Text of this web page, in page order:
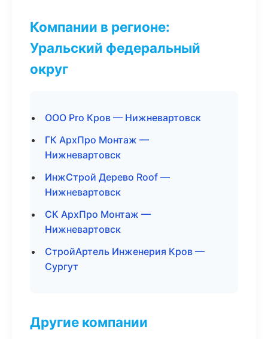
Компании в регионе:
Уральский федеральный
округ
ООО Pro Кров — Нижневартовск
ГК АрхПро Монтаж —
Нижневартовск
ИнжСтрой Дерево Roof —
Нижневартовск
СК АрхПро Монтаж —
Нижневартовск
СтройАртель Инженерия Кров —
Сургут
Другие компании